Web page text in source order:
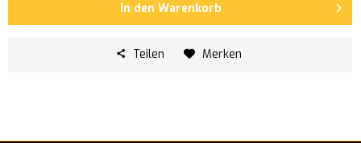
In den Warenkorb
Teilen Merken